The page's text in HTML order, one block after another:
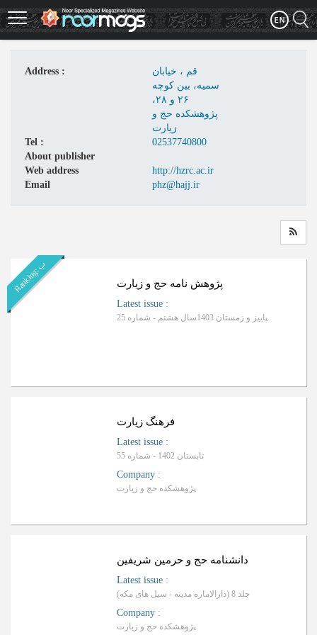
Skip
to
main
Address :
قم ، خيابان
سميه، بين کوچه
۲۶ و ۲۸،
پژوهشکده حج و
زيارت
Tel :
02537740800
About publisher
Web address
http://hzrc.ac.ir
Email
phz@hajj.ir
R
a
n
k
i
n
g
:ب
پژوهش نامه حج و زیارت
Latest issue :
پاییز و زمستان 1403سال هشتم - شماره 25
فرهنگ زیارت
Latest issue :
تابستان 1402 - شماره 55
Company :
پژوهشکده حج و زیارت
دانشنامه حج و حرمین شریفین
Latest issue :
جلد 8 (دارالاماره مدینه - سیل های مکه)
Company :
پژوهشکده حج و زیارت